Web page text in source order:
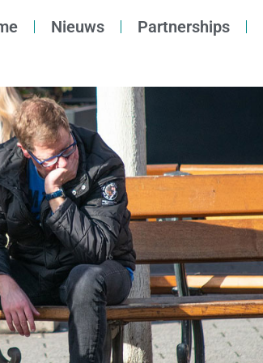
Nieuws Partnerships